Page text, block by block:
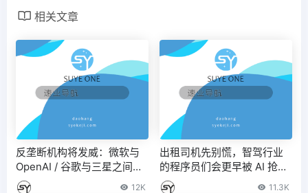
相关文章
反垄断机构将发威：微软与
OpenAI / 谷歌与三星之间的
AI 交易受到欧盟关注
12K
出租司机先别慌，智驾行业
的程序员们会更早被 AI 抢饭
碗 – IT之家
11.3K